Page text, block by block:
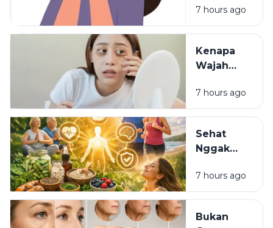
Waspada:
Mungkinkah
Luka Masa
Lalu?
7 hours ago
Kenapa
Wajah
Lelah
Meski
Pakai
Skincare
7 hours ago
Sehat
Nggak
Mahal:
Kebiasaan
yang Bisa
7 hours ago
Bukan